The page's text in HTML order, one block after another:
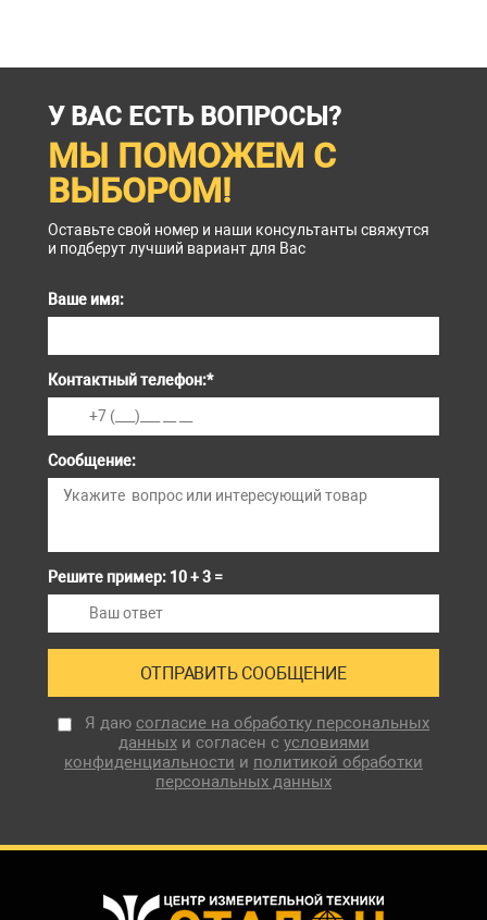
У ВАС ЕСТЬ ВОПРОСЫ?
МЫ ПОМОЖЕМ С
ВЫБОРОМ!
Оставьте свой номер и наши консультанты свяжутся
и подберут лучший вариант для Вас
Ваше имя:
Контактный телефон:*
Сообщение:
Решите пример: 10 + 3 =
Я даю согласие на обработку персональных
данныхи согласен с условиями
конфиденциальности и политикой обработки
персональных данных